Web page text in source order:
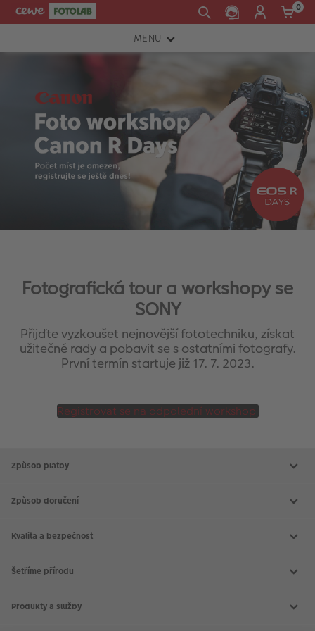
0
MENU
OBJEKTIVY
ATELIÉR
INSTAX™
TISKÁRNY A SKENERY
FOTOALBA
FOTO BAZAR
Fotoprodukty
Fotografická tour a workshopy se
SONY
Přijďte vyzkoušet nejnovější fototechniku, získat
užitečné rady a pobavit se s ostatními fotografy.
První termín startuje již 17. 7. 2023.
Registrovat se na odpolední workshop
Způsob platby
Způsob doručení
Kvalita a bezpečnost
Šetříme přírodu
Produkty a služby